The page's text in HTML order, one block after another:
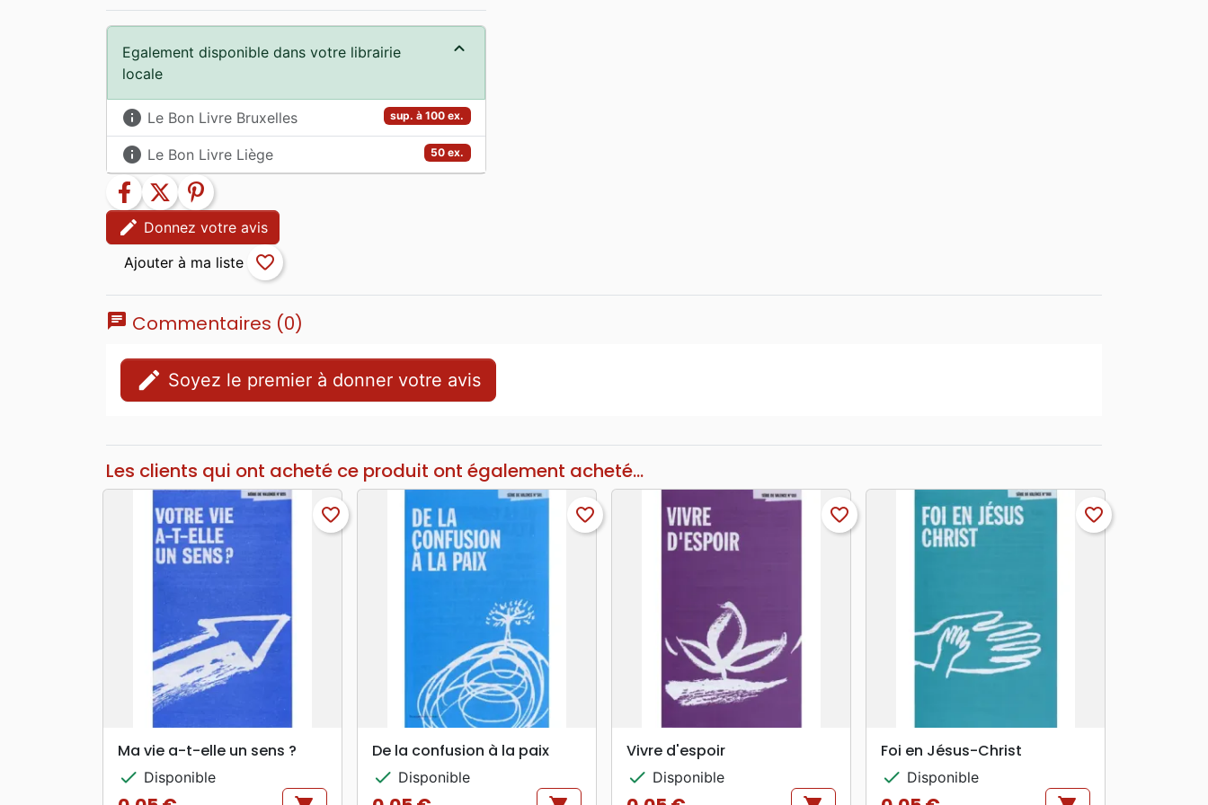
Egalement disponible dans votre librairie
locale
sup. à 100 ex.
info Le Bon Livre Bruxelles
50 ex.
info Le Bon Livre Liège
facebook twitter
pinterest
edit Donnez votre avis
favorite_border
chat Commentaires (0)
edit Soyez le premier à donner votre avis
Les clients qui ont acheté ce produit ont également acheté...
search APERÇU RAPIDE
favorite_border
Ma vie a-t-elle un sens ?
check Disponible
search APERÇU RAPIDE
favorite_border
De la confusion à la paix
check Disponible
search APERÇU RAPIDE
favorite_border
Vivre d'espoir
check Disponible
search APERÇU RAPIDE
favorite_border
Foi en Jésus-Christ
check Disponible